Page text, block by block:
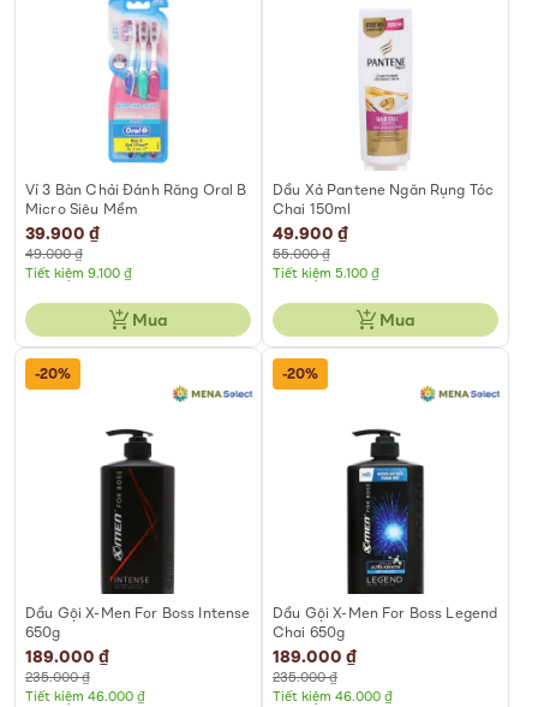
Vỉ 3 Bàn Chải Đánh Răng Oral B
Micro Siêu Mềm
Special
Price
39.900 ₫
49.000 ₫
Tiết kiệm 9.100 ₫
Mua
Dầu Xả Pantene Ngăn Rụng Tóc
Chai 150ml
Special
Price
49.900 ₫
55.000 ₫
Tiết kiệm 5.100 ₫
Mua
-20%
Dầu Gội X-Men For Boss Intense
650g
Special
Price
189.000 ₫
235.000 ₫
Tiết kiệm 46.000 ₫
-20%
Dầu Gội X-Men For Boss Legend
Chai 650g
Special
Price
189.000 ₫
235.000 ₫
Tiết kiệm 46.000 ₫